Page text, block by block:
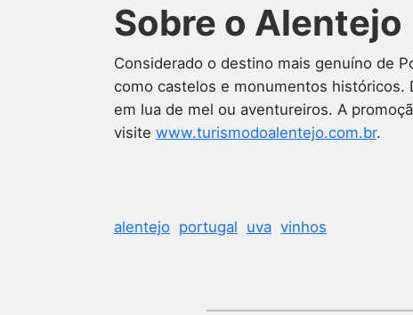
Sobre o Alentejo
Considerado o destino mais genuíno de
como castelos e monumentos históricos.
em lua de mel ou aventureiros. A
visite www.turismodoalentejo.com.br.
alentejo portugal uva vinhos